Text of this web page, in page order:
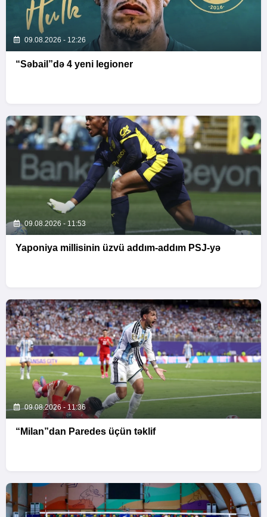
09.08.2026 - 12:26
“Səbail”də 4 yeni legioner
09.08.2026 - 11:53
Yaponiya millisinin üzvü addım-addım PSJ-yə
09.08.2026 - 11:36
“Milan”dan Paredes üçün təklif